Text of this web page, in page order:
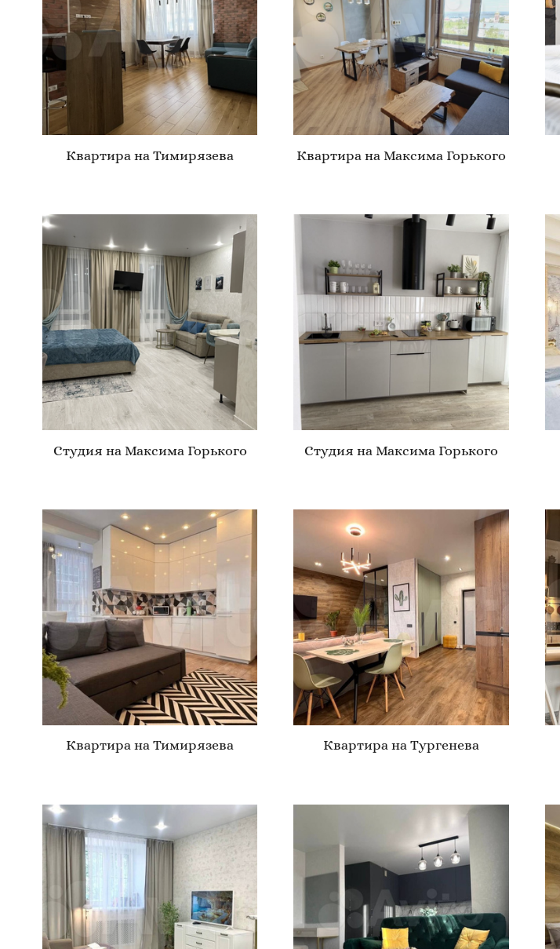
Квартира на Тимирязева Квартира на Максима Горького
Студия на Максима Горького Студия на Максима Горького
Квартира на Тимирязева Квартира на Тургенева